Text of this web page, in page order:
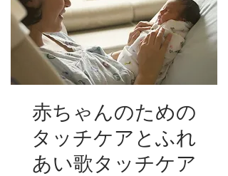
赤ちゃんのための
タッチケアとふれ
あい歌タッチケア